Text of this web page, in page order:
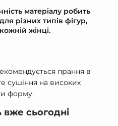
матеріалу робить
різних типів фігур,
жінці.
прання в
сушіння на високих
форму.
вже сьогодні